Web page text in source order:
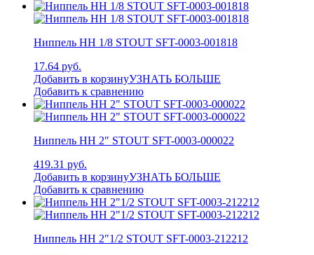
Ниппель НН 1/8 STOUT SFT-0003-001818
17.64 руб.
Добавить в корзинуУЗНАТЬ БОЛЬШЕ
Добавить к сравнению
Ниппель НН 2″ STOUT SFT-0003-000022
419.31 руб.
Добавить в корзинуУЗНАТЬ БОЛЬШЕ
Добавить к сравнению
Ниппель НН 2″1/2 STOUT SFT-0003-212212